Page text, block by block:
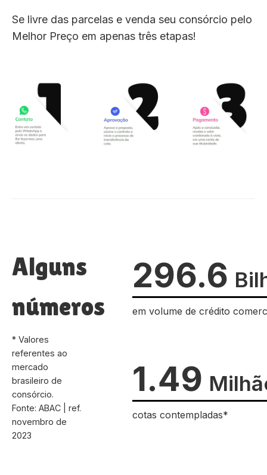
Se livre das parcelas e venda seu consórcio pelo
Melhor Preço em apenas três etapas!
Alguns
números
* Valores
referentes ao
mercado
brasileiro de
consórcio.
Fonte: ABAC | ref.
novembro de
2023
296.6
em volume de crédito
1.49
cotas contempladas*